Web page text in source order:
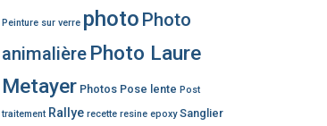
Peinture sur verre photo Photo
animalière Photo Laure
Metayer Photos Pose lente Post
traitement Rallye recette resine epoxy Sanglier